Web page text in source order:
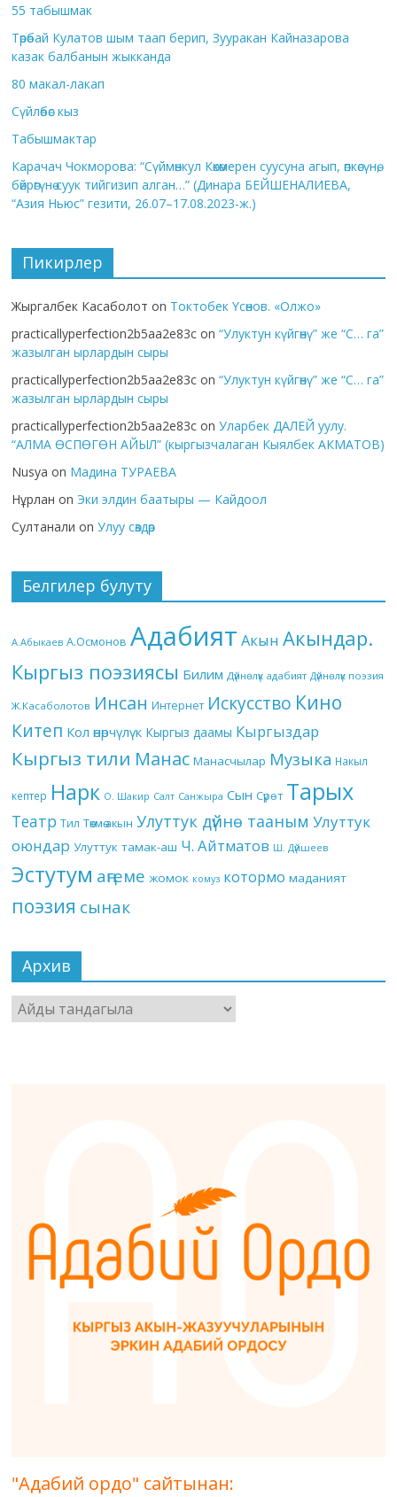
55 табышмак
Төрөбай Кулатов шым таап берип, Зууракан Кайназарова
казак балбанын жыкканда
80 макал-лакап
Сүйлөбөс кыз
Табышмактар
Карачач Чокморова: “Сүймөнкул Көкөмерен суусуна агып, өпкөсүнө,
бөйрөгүнө суук тийгизип алган…” (Динара БЕЙШЕНАЛИЕВА,
“Азия Ньюс” гезити, 26.07–17.08.2023-ж.)
Пикирлер
Жыргалбек Касаболот on Токтобек Үсөнов. «Олжо»
practicallyperfection2b5aa2e83c on“Улуктун күйгөнү” же “С… га”
жазылган ырлардын сыры
practicallyperfection2b5aa2e83c on“Улуктун күйгөнү” же “С… га”
жазылган ырлардын сыры
practicallyperfection2b5aa2e83c onУларбек ДАЛЕЙ уулу.
“АЛМА ӨСПӨГӨН АЙЫЛ” (кыргызчалаган Кыялбек АКМАТОВ)
Nusya on Мадина ТУРАЕВА
Нұрлан on Эки элдин баатыры — Кайдоол
Султанали onУлуу сөздөр
Белгилер булуту
А.Абыкаев А.Осмонов Адабият Акын Акындар.
Кыргыз поэзиясы Билим Дүйнөлүк адабият Дүйнөлүк поэзия
Ж.Касаболотов Инсан Интернет Искусство Кино
Китеп Кол өнөрчүлүк Кыргыз даамы Кыргыздар
Кыргыз тили Манас Манасчылар Музыка Накыл
кептер Нарк О. Шакир Салт Санжыра Сын Сүрөт Тарых
Театр Тил Төкмө акын Улуттук дүйнө тааным Улуттук
оюндар Улуттук тамак-аш Ч. Айтматов Ш. Дүйшеев
Эстутум аңгеме жомок комуз котормо маданият
поэзия сынак
Архив
Архив
"Адабий ордо" сайтынан: